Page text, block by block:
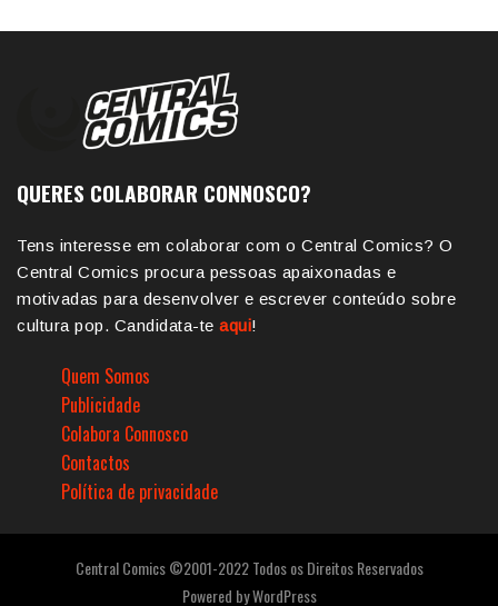
QUERES COLABORAR CONNOSCO?
Tens interesse em colaborar com o Central Comics? O
Central Comics procura pessoas apaixonadas e
motivadas para desenvolver e escrever conteúdo sobre
cultura pop. Candidata-te aqui!
Quem Somos
Publicidade
Colabora Connosco
Contactos
Política de privacidade
Central Comics ©2001-2022 Todos os Direitos Reservados
Powered byWordPress